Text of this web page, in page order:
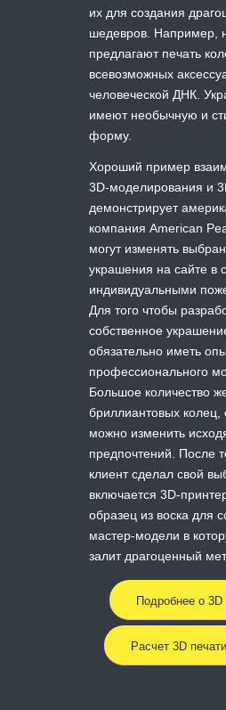
их для создания
шедевров. Например,
предлагают печать
всевозможных
человеческой ДНК.
имеют необычную и
форму.
Хороший пример
3D-моделирования и
демонстрирует
компания American
могут изменять
украшения на сайте в
индивидуальными
Для того чтобы
собственное
обязательно иметь
профессионального
Большое количество
бриллиантовых колец,
можно изменить
предпочтений. После
клиент сделал свой
включается 3D-
образец из воска для
мастер-модели в
залит драгоценный
Подробнее о 3D
Расчет 3D